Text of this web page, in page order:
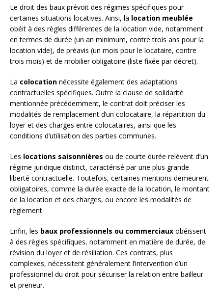
Le droit des baux prévoit des régimes spécifiques pour
certaines situations locatives. Ainsi, la location meublée
obéit à des règles différentes de la location vide, notamment
en termes de durée (un an minimum, contre trois ans pour la
location vide), de préavis (un mois pour le locataire, contre
trois mois) et de mobilier obligatoire (liste fixée par décret).
La colocation nécessite également des adaptations
contractuelles spécifiques. Outre la clause de solidarité
mentionnée précédemment, le contrat doit préciser les
modalités de remplacement d’un colocataire, la répartition du
loyer et des charges entre colocataires, ainsi que les
conditions d’utilisation des parties communes.
Les locations saisonnières ou de courte durée relèvent d’un
régime juridique distinct, caractérisé par une plus grande
liberté contractuelle. Toutefois, certaines mentions demeurent
obligatoires, comme la durée exacte de la location, le montant
de la location et des charges, ou encore les modalités de
règlement.
Enfin, les baux professionnels ou commerciaux obéissent
à des règles spécifiques, notamment en matière de durée, de
révision du loyer et de résiliation. Ces contrats, plus
complexes, nécessitent généralement l’intervention d’un
professionnel du droit pour sécuriser la relation entre bailleur
et preneur.